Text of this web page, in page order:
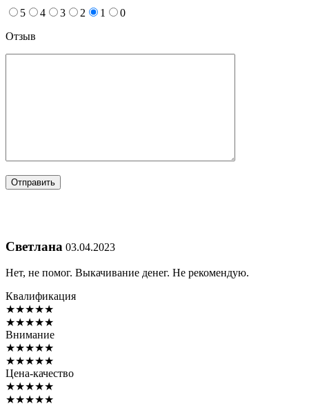
5 4 3 2 1
0
Отзыв
Светлана 03.04.2023
Нет, не помог. Выкачивание денег. Не рекомендую.
Квалификация
★★★★★
★★★★★
Внимание
★★★★★
★★★★★
Цена-качество
★★★★★
★★★★★